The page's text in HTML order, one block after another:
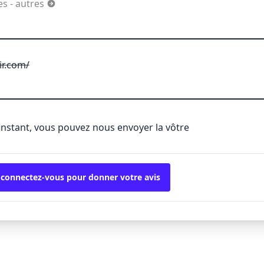
- autres
vous pouvez nous envoyer la vôtre
vous pour donner votre avis